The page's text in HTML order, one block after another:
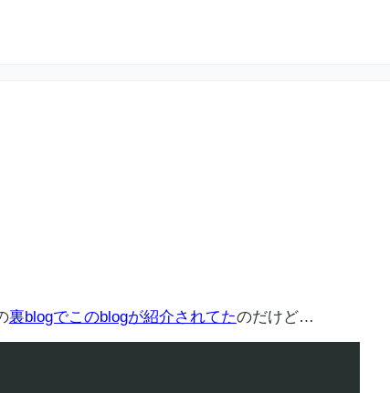
裏blogでこのblogが紹介されてたのだけど…